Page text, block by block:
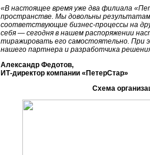
«В настоящее время уже два филиала
пространстве. Мы довольны
соответствующие бизнес-процессы на
себя — сегодня в нашем распоряжении
тиражировать его самостоятельно. При
нашего партнера и разработчика
Александр Федотов,
ИТ-директор компании «ПетерСтар»
Схема